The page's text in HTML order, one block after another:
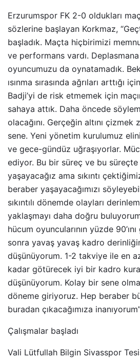
Erzurumspor FK 2-0 oldukları
sözlerine başlayan Korkmaz,
başladık. Maçta hiçbirimizi
ve performans vardı.
oyuncumuzu da oynatamadık.
ısınma sırasında ağrıları arttığı
Badji’yi de risk etmemek için
sahaya attık. Daha öncede
olacağını. Gerçeğin altını
sene. Yeni yönetim kurulumuz
ve gece-gündüz uğraşıyorlar.
ediyor. Bu bir süreç ve bu
yaşayacağız ama sıkıntı
beraber yaşayacağımızı
sıkıntılı dönemde olayları
yaklaşmayı daha doğru
hücum oyuncularının yüzde
sonra yavaş yavaş kadro
düşünüyorum. 1-2 takviye ile en
kadar götürecek iyi bir kadro
düşünüyorum. Kolay bir sene
döneme giriyoruz. Hep beraber
buradan çıkacağımıza
Çalışmalar başladı
Vali Lütfullah Bilgin Sivasspor